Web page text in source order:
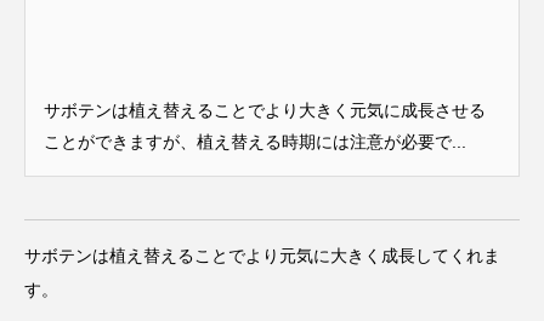
サボテンは植え替えることでより大きく元気に成長させる
ことができますが、植え替える時期には注意が必要で...
サボテンは植え替えることでより元気に大きく成長してくれま
す。